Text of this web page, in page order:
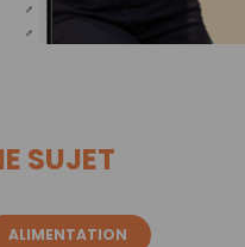
SUJET
ALIMENTATION